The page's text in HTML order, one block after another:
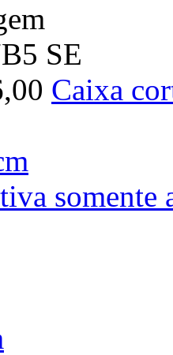
SE
Caixa
somente